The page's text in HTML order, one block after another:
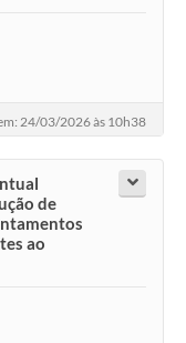
24/03/2026 às 10h38
de
ao